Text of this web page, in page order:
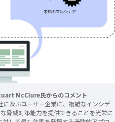
McClure氏からのコメント
に及ぶユーザー企業に、複雑なインシデ
脅威対策能力を提供できることを光栄に